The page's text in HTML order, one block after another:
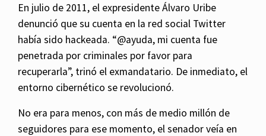
En julio de 2011, el expresidente Álvaro Uribe
denunció que su cuenta en la red social Twitter
había sido hackeada. “@ayuda, mi cuenta fue
penetrada por criminales por favor para
recuperarla”, trinó el exmandatario. De inmediato, el
entorno cibernético se revolucionó.
No era para menos, con más de medio millón de
seguidores para ese momento, el senador veía en